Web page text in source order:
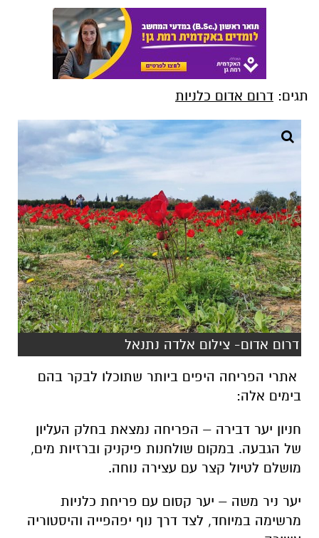
תגים: דרום אדום כלניות
דרום אדום- צילום אלדה נתנאל
אתרי הפריחה היפים ביותר שתוכלו לבקר בהם
בימים אלה:
חניון יער דבירה – הפריחה נמצאת בחלק העליון
של הגבעה. במקום שולחנות פיקניק וברזיות מים,
מושלם לטיול קצר עם עצירה נוחה.
יער ניר משה – יער קסום עם פריחת כלניות
מרשימה במיוחד, לצד דרך נוף יפהפייה והיסטוריה